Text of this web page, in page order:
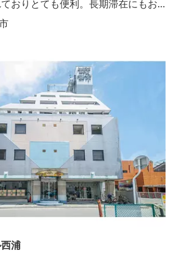
おりとても便利。長期滞在にもお
浦